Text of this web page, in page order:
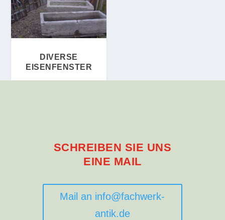
DIVERSE
EISENFENSTER
SCHREIBEN SIE UNS
EINE MAIL
Mail an info@fachwerk-
antik.de